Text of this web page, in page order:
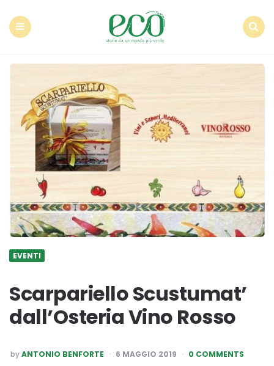
EVENTI
Scarpariello Scustumat’
dall’Osteria Vino Rosso
POSTED
BY
byANTONIO BENFORTE 6 MAGGIO 2019 0 COMMENTS